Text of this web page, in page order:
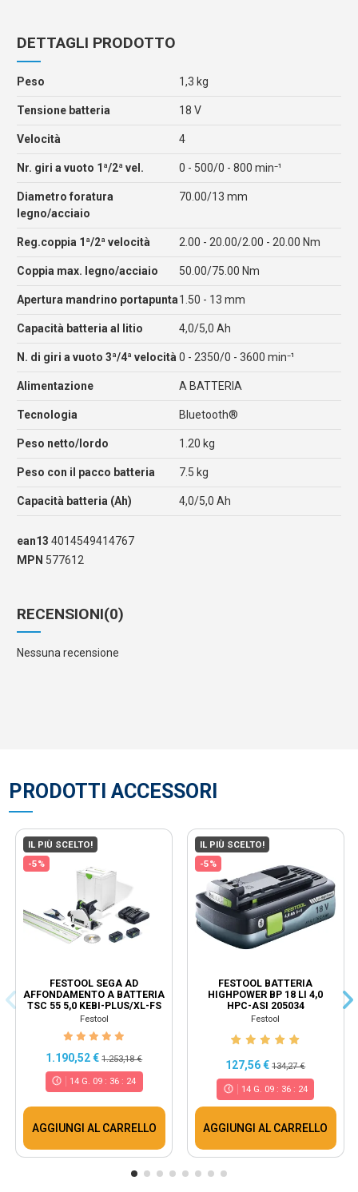
DETTAGLI PRODOTTO
Peso 1,3 kg
Tensione batteria 18 V
Velocità 4
Nr. giri a vuoto 1ª/2ª vel. 0 - 500/0 - 800 min⁻¹
Diametro foratura
legno/acciaio
70.00/13 mm
Reg.coppia 1ª/2ª velocità 2.00 - 20.00/2.00 - 20.00 Nm
Coppia max. legno/acciaio 50.00/75.00 Nm
Apertura mandrino portapunta1.50 - 13 mm
Capacità batteria al litio 4,0/5,0 Ah
N. di giri a vuoto 3ª/4ª velocità 0 - 2350/0 - 3600 min⁻¹
Alimentazione A BATTERIA
Tecnologia Bluetooth®
Peso netto/lordo 1.20 kg
Peso con il pacco batteria 7.5 kg
Capacità batteria (Ah) 4,0/5,0 Ah
ean13 4014549414767
MPN 577612
RECENSIONI(0)
Nessuna recensione
PRODOTTI ACCESSORI
IL PIÙ SCELTO!
-5%
FESTOOL SEGA AD
AFFONDAMENTO A BATTERIA
TSC 55 5,0 KEBI-PLUS/XL-FS
577391
Festool
1.190,52 €1.253,18 €
14 G. 09 : 36 : 23
AGGIUNGI AL CARRELLO
IL PIÙ SCELTO!
-5%
FESTOOL BATTERIA
HIGHPOWER BP 18 LI 4,0
HPC-ASI 205034
Festool
127,56 €134,27 €
14G. 09: 36: 23
AGGIUNGI AL CARRELLO